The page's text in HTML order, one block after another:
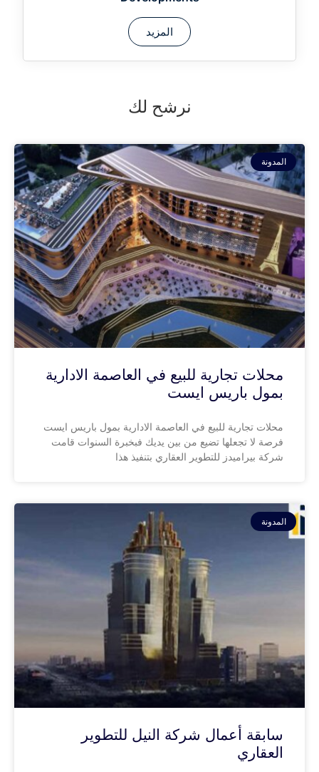
المزيد
نرشح لك
المدونة
محلات تجارية للبيع في العاصمة الادارية
بمول باريس ايست
محلات تجارية للبيع في العاصمة الادارية بمول باريس ايست
فرصة لا تجعلها تضيع من بين يديك فبخبرة السنوات قامت
شركة بيراميدز للتطوير العقاري بتنفيذ هذا
المدونة
سابقة أعمال شركة النيل للتطوير
العقاري